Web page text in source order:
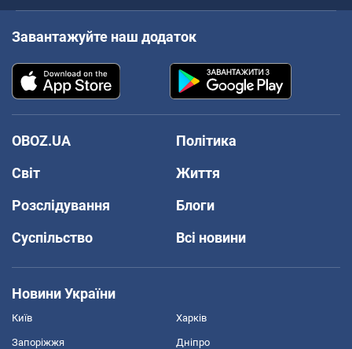
Завантажуйте наш додаток
OBOZ.UA
Політика
Світ
Життя
Розслідування
Блоги
Суспільство
Всі новини
Новини України
Київ Харків
Запоріжжя Дніпро